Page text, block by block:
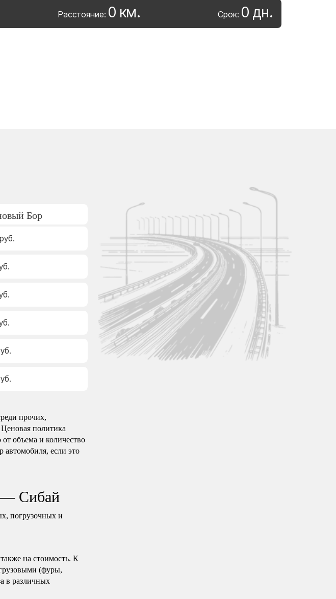
Расстояние: 0 км. Срок: 0 дн.
Бор
прочих,
политика
объема и количество
автомобиля, если это
— Сибай
погрузочных и
на стоимость. К
(фуры,
в различных